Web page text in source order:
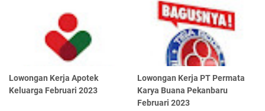
Lowongan Kerja Apotek
Keluarga Februari 2023
Lowongan Kerja PT Permata
Karya Buana Pekanbaru
Februari 2023